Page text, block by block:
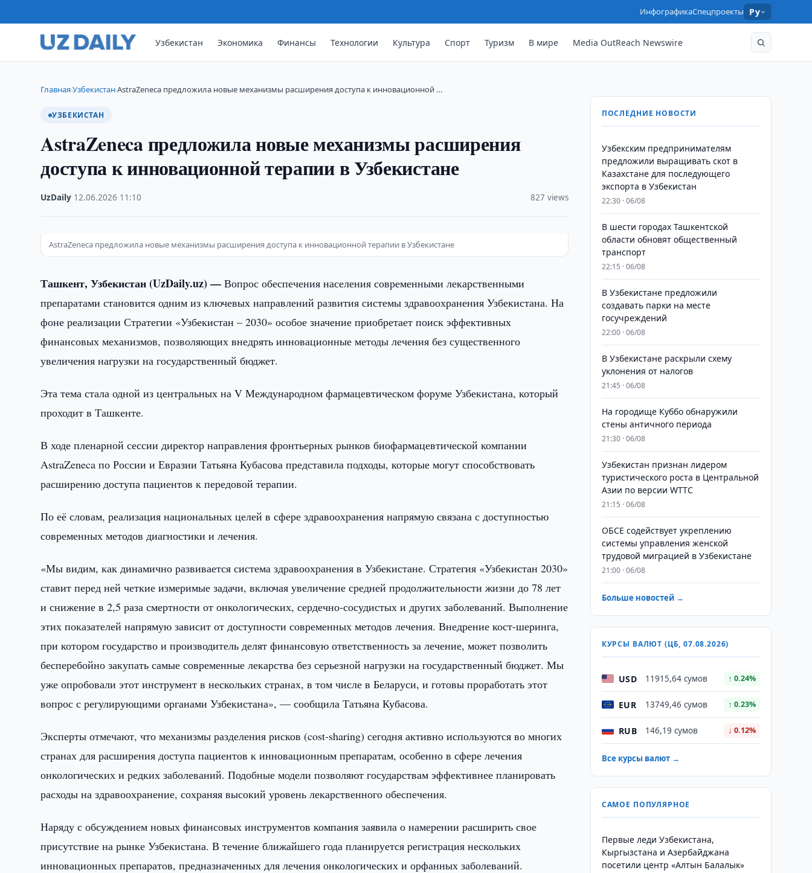
ИнфографикаСпецпроекты Ру
Узбекистан Экономика Финансы Технологии Культура Спорт Туризм В мире Media OutReach Newswire
Главная›Узбекистан›AstraZeneca предложила новые механизмы расширения доступа к инновационной …
УЗБЕКИСТАН
AstraZeneca предложила новые механизмы расширения
доступа к инновационной терапии в Узбекистане
UzDaily 12.06.2026 11:10 827 views
AstraZeneca предложила новые механизмы расширения доступа к инновационной терапии в Узбекистане
Ташкент, Узбекистан (UzDaily.uz) —Вопрос обеспечения населения современными лекарственными
препаратами становится одним из ключевых направлений развития системы здравоохранения Узбекистана. На
фоне реализации Стратегии «Узбекистан – 2030» особое значение приобретает поиск эффективных
финансовых механизмов, позволяющих внедрять инновационные методы лечения без существенного
увеличения нагрузки на государственный бюджет.
Эта тема стала одной из центральных на V Международном фармацевтическом форуме Узбекистана, который
проходит в Ташкенте.
В ходе пленарной сессии директор направления фронтьерных рынков биофармацевтической компании
AstraZeneca по России и Евразии Татьяна Кубасова представила подходы, которые могут способствовать
расширению доступа пациентов к передовой терапии.
По её словам, реализация национальных целей в сфере здравоохранения напрямую связана с доступностью
современных методов диагностики и лечения.
«Мы видим, как динамично развивается система здравоохранения в Узбекистане. Стратегия «Узбекистан 2030»
ставит перед ней четкие измеримые задачи, включая увеличение средней продолжительности жизни до 78 лет
и снижение в 2,5 раза смертности от онкологических, сердечно-сосудистых и других заболеваний. Выполнение
этих показателей напрямую зависит от доступности современных методов лечения. Внедрение кост-шеринга,
при котором государство и производитель делят финансовую ответственность за лечение, может позволить
бесперебойно закупать самые современные лекарства без серьезной нагрузки на государственный бюджет. Мы
уже опробовали этот инструмент в нескольких странах, в том числе в Беларуси, и готовы проработать этот
вопрос с регулирующими органами Узбекистана», — сообщила Татьяна Кубасова.
Эксперты отмечают, что механизмы разделения рисков (cost-sharing) сегодня активно используются во многих
странах для расширения доступа пациентов к инновационным препаратам, особенно в сфере лечения
онкологических и редких заболеваний. Подобные модели позволяют государствам эффективнее планировать
расходы на здравоохранение, сохраняя высокий уровень лекарственного обеспечения.
Наряду с обсуждением новых финансовых инструментов компания заявила о намерении расширить свое
присутствие на рынке Узбекистана. В течение ближайшего года планируется регистрация нескольких
инновационных препаратов, предназначенных для лечения онкологических и орфанных заболеваний.
ПОСЛЕДНИЕ НОВОСТИ
Узбекским предпринимателям
предложили выращивать скот в
Казахстане для последующего
экспорта в Узбекистан
22:30 · 06/08
В шести городах Ташкентской
области обновят общественный
транспорт
22:15 · 06/08
В Узбекистане предложили
создавать парки на месте
госучреждений
22:00 · 06/08
В Узбекистане раскрыли схему
уклонения от налогов
21:45 · 06/08
На городище Куббо обнаружили
стены античного периода
21:30 · 06/08
Узбекистан признан лидером
туристического роста в Центральной
Азии по версии WTTC
21:15 · 06/08
ОБСЕ содействует укреплению
системы управления женской
трудовой миграцией в Узбекистане
21:00 · 06/08
Больше новостей →
КУРСЫ ВАЛЮТ (ЦБ, 07.08.2026)
USD 11915,64 сумов ↑ 0.24%
EUR 13749,46 сумов ↑ 0.23%
RUB 146,19 сумов ↓ 0.12%
Все курсы валют →
САМОЕ ПОПУЛЯРНОЕ
Первые леди Узбекистана,
Кыргызстана и Азербайджана
посетили центр «Алтын Балалык»